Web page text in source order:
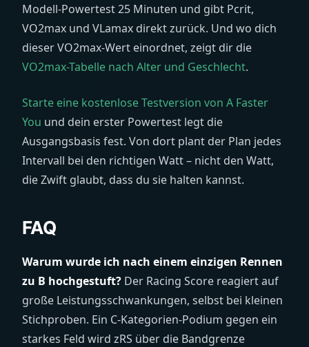
Modell-Powertest 25 Minuten und gibt Pcrit,
VO2max und VLamax direkt zurück. Und wo dich
dieser VO2max-Wert einordnet, zeigt dir die
VO2max-Tabelle nach Alter und Geschlecht.
Starte eine kostenlose Testversion von A Faster
You und dein erster Powertest legt die
Ausgangsbasis fest. Von dort plant der Plan jedes
Intervall bei den richtigen Watt – nicht den Watt,
die Zwift glaubt, dass du sie halten kannst.
FAQ
Warum wurde ich nach einem einzigen Rennen
zu B hochgestuft? Der Racing Score reagiert auf
große Leistungsschwankungen, selbst bei kleinen
Stichproben. Ein C-Kategorien-Podium gegen ein
starkes Feld wird zRS über die Bandgrenze